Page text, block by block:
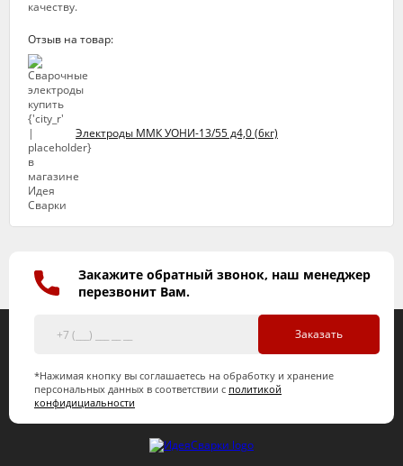
качеству.
Отзыв на товар:
Электроды ММК УОНИ-13/55 д4,0 (6кг)
Закажите обратный звонок, наш менеджер
перезвонит Вам.
Заказать
*Нажимая кнопку вы соглашаетесь на обработку и хранение
персональных данных в соответствии с политикой
конфидициальности